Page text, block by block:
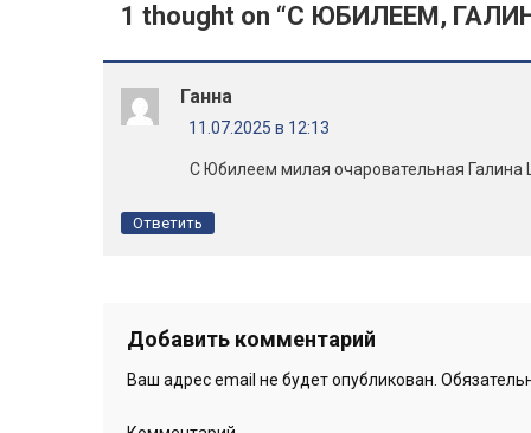
1 thought on “С ЮБИЛЕЕМ,
Ганна
11.07.2025 в 12:13
С Юбилеем милая очаровательная
Ответить
Добавить комментарий
Ваш адрес email не будет опубликован.